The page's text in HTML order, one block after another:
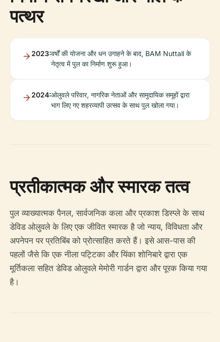
पत्थर
2023:वर्षों की योजना और धन उगाहने के बाद, BAM Nuttall के
नेतृत्व में पुल का निर्माण शुरू हुआ।
2024:ओलुवले परिवार, नागरिक नेताओं और सामुदायिक समूहों द्वारा
भाग लिए गए शहरव्यापी उत्सव के साथ पुल खोला गया।
प्रतीकात्मक और स्मारक तत्व
पुल व्याख्यात्मक पैनल, सार्वजनिक कला और प्रकाश डिस्प्ले के साथ
डेविड ओलुवले के लिए एक जीवित स्मारक है जो न्याय, विविधता और
अपनेपन पर प्रतिबिंब को प्रोत्साहित करते हैं। इसे आस-पास की
पहलों जैसे कि एक नीला पट्टिका और यिंका शोनिबारे द्वारा एक
मूर्तिकला सहित डेविड ओलुवले मेमोरी गार्डन द्वारा और पूरक किया गया
है।